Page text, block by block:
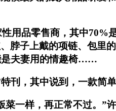
用品零售商，其中
脖子上戴的项链、包里
是夫妻用的情趣椅……
刊，其中说到，一款简
一样，再正常不过。”许